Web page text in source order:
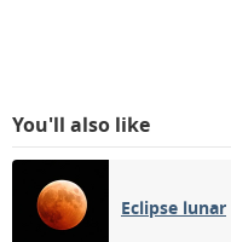
You'll also like
Eclipse lunar